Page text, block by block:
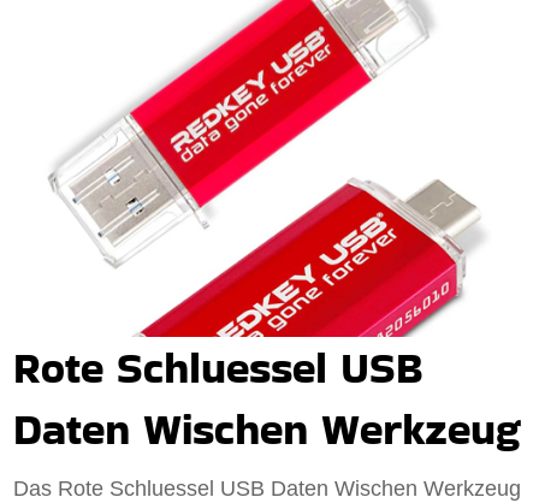
Rote Schluessel USB
Daten Wischen Werkzeug
Das Rote Schluessel USB Daten Wischen Werkzeug